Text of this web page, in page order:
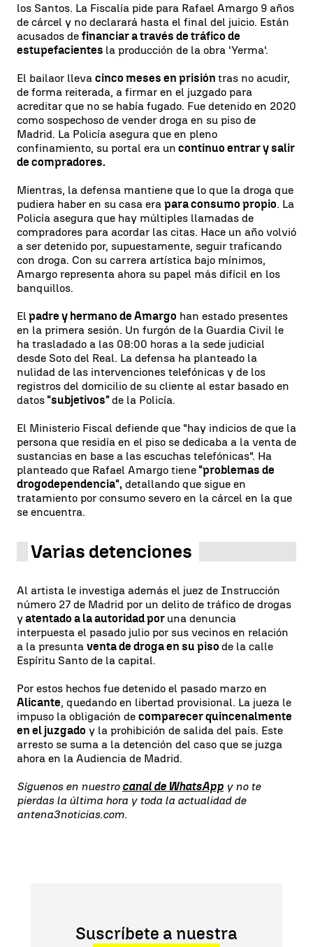
los Santos. La Fiscalía pide para Rafael Amargo 9 años
de cárcel y no declarará hasta el final del juicio. Están
acusados de financiar a través de tráfico de
estupefacientes la producción de la obra 'Yerma'.
El bailaor lleva cinco meses en prisión tras no acudir,
de forma reiterada, a firmar en el juzgado para
acreditar que no se había fugado. Fue detenido en 2020
como sospechoso de vender droga en su piso de
Madrid. La Policía asegura que en pleno
confinamiento, su portal era un continuo entrar y salir
de compradores.
Mientras, la defensa mantiene que lo que la droga que
pudiera haber en su casa era para consumo propio. La
Policía asegura que hay múltiples llamadas de
compradores para acordar las citas. Hace un año volvió
a ser detenido por, supuestamente, seguir traficando
con droga. Con su carrera artística bajo mínimos,
Amargo representa ahora su papel más difícil en los
banquillos.
El padre y hermano de Amargo han estado presentes
en la primera sesión. Un furgón de la Guardia Civil le
ha trasladado a las 08:00 horas a la sede judicial
desde Soto del Real. La defensa ha planteado la
nulidad de las intervenciones telefónicas y de los
registros del domicilio de su cliente al estar basado en
datos "subjetivos"de la Policía.
El Ministerio Fiscal defiende que "hay indicios de que la
persona que residía en el piso se dedicaba a la venta de
sustancias en base a las escuchas telefónicas". Ha
planteado que Rafael Amargo tiene "problemas de
drogodependencia", detallando que sigue en
tratamiento por consumo severo en la cárcel en la que
se encuentra.
Varias detenciones
Al artista le investiga además el juez de Instrucción
número 27 de Madrid por un delito de tráfico de drogas
yatentado a la autoridad por una denuncia
interpuesta el pasado julio por sus vecinos en relación
a la presunta venta de droga en su piso de la calle
Espíritu Santo de la capital.
Por estos hechos fue detenido el pasado marzo en
Alicante, quedando en libertad provisional. La jueza le
impuso la obligación de comparecer quincenalmente
en el juzgado y la prohibición de salida del país. Este
arresto se suma a la detención del caso que se juzga
ahora en la Audiencia de Madrid.
Síguenos en nuestro canal de WhatsApp y no te
pierdas la última hora y toda la actualidad de
antena3noticias.com.
Suscríbete a nuestra